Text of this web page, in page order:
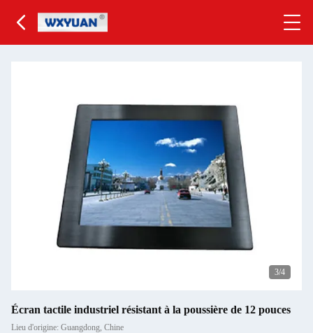
3/4
Écran tactile industriel résistant à la poussière de 12 pouces
Lieu d'origine: Guangdong, Chine